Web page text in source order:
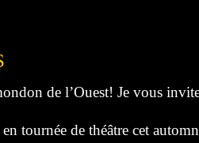
de l’Ouest! Je vous
tournée de théâtre cet